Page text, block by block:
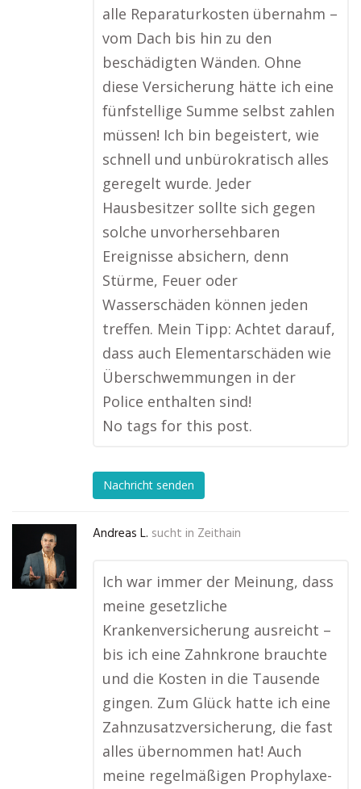
alle Reparaturkosten übernahm –
vom Dach bis hin zu den
beschädigten Wänden. Ohne
diese Versicherung hätte ich eine
fünfstellige Summe selbst zahlen
müssen! Ich bin begeistert, wie
schnell und unbürokratisch alles
geregelt wurde. Jeder
Hausbesitzer sollte sich gegen
solche unvorhersehbaren
Ereignisse absichern, denn
Stürme, Feuer oder
Wasserschäden können jeden
treffen. Mein Tipp: Achtet darauf,
dass auch Elementarschäden wie
Überschwemmungen in der
Police enthalten sind!
No tags for this post.
Nachricht senden
Andreas L. sucht in Zeithain
Ich war immer der Meinung, dass
meine gesetzliche
Krankenversicherung ausreicht –
bis ich eine Zahnkrone brauchte
und die Kosten in die Tausende
gingen. Zum Glück hatte ich eine
Zahnzusatzversicherung, die fast
alles übernommen hat! Auch
meine regelmäßigen Prophylaxe-